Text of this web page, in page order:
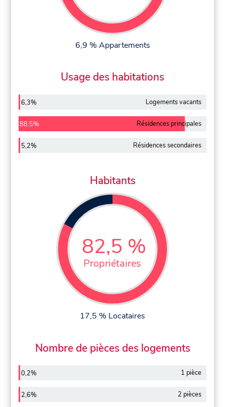
6,9 % Appartements
Usage des habitations
6,3% Logements vacants
88,5% Résidences principales
5,2% Résidences secondaires
Habitants
82,5 %
Propriétaires
17,5 % Locataires
Nombre de pièces des logements
0,2% 1 pièce
2,6% 2 pièces